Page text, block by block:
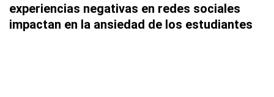
experiencias negativas en redes sociales
impactan en la ansiedad de los estudiantes